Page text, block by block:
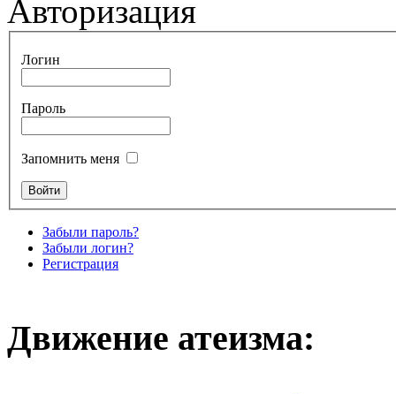
Авторизация
Логин
Пароль
Запомнить меня
Забыли пароль?
Забыли логин?
Регистрация
Движение атеизма: